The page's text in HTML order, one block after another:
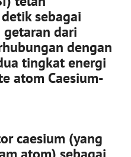
sebagai
dari
dengan
tingkat energi
atom Caesium-
caesium (yang